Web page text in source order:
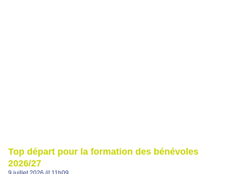
Top départ pour la formation des bénévoles
2026/27